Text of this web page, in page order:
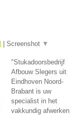
Screenshot ▼
"Stukadoorsbedrijf
Afbouw Slegers uit
Eindhoven Noord-
Brabant is uw
specialist in het
vakkundig afwerken